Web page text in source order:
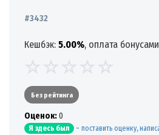
#3432
Кешбэк: 5.00%, оплата
Без рейтинга
Oценок:0
Я здесь был - поставить оценку,